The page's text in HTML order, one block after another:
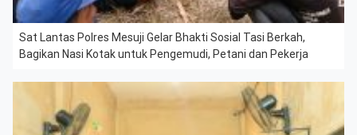
Sat Lantas Polres Mesuji Gelar Bhakti Sosial Tasi Berkah,
Bagikan Nasi Kotak untuk Pengemudi, Petani dan Pekerja